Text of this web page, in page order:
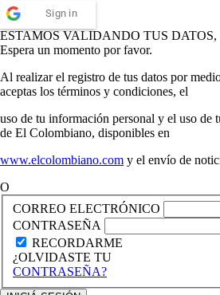
Sign in
ESTAMOS VALIDANDO TUS DATOS,
Espera un momento por favor.
Al realizar el registro de tus datos por
aceptas los términos y condiciones, el
uso de tu información personal y el uso de
de El Colombiano, disponibles en
www.elcolombiano.com y el envío de
O
CORREO ELECTRÓNICO
CONTRASEÑA
RECORDARME
¿OLVIDASTE TU
CONTRASEÑA?